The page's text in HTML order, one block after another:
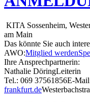
KITA Sossenheim,
am Main
Das könnte Sie auch
AWO:Mitglied werden
Ihre Ansprechpartnerin:
Nathalie DöringLeiterin
Tel.: 069 37561856E-
frankfurt.de